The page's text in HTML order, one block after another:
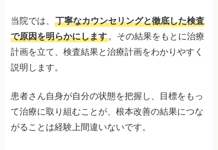
当院では、丁寧なカウンセリングと徹底した検査
で原因を明らかにします。その結果をもとに治療
計画を立て、検査結果と治療計画をわかりやすく
説明します。
患者さん自身が自分の状態を把握し、目標をもっ
て治療に取り組むことが、根本改善の結果につな
がることは経験上間違いないです。